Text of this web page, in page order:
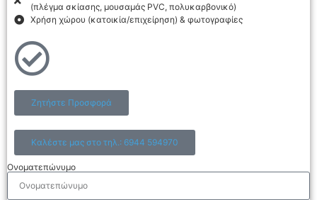
(πλέγμα σκίασης, μουσαμάς PVC, πολυκαρβονικό)
Χρήση χώρου (κατοικία/επιχείρηση) & φωτογραφίες
Ζητήστε Προσφορά
Καλέστε μας στο τηλ.: 6944 594970
Ονοματεπώνυμο